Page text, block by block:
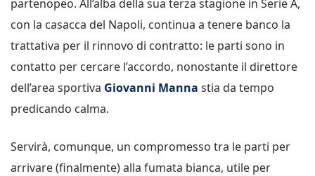
partenopeo. All’alba della sua terza stagione in Serie A,
con la casacca del Napoli, continua a tenere banco la
trattativa per il rinnovo di contratto: le parti sono in
contatto per cercare l’accordo, nonostante il direttore
dell’area sportiva Giovanni Manna stia da tempo
predicando calma.
Servirà, comunque, un compromesso tra le parti per
arrivare (finalmente) alla fumata bianca, utile per